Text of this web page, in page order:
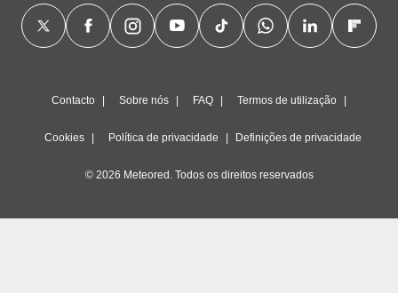
Contacto Sobre nós FAQ Termos de utilização
Cookies Política de privacidade Definições de privacidade
© 2026 Meteored. Todos os direitos reservados